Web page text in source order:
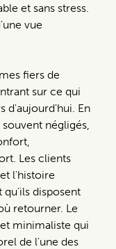
et sans stress.
vue
fiers de
sur ce qui
d'aujourd'hui. En
négligés,
Les clients
l'histoire
qu'ils disposent
retourner. Le
minimaliste qui
de l'une des